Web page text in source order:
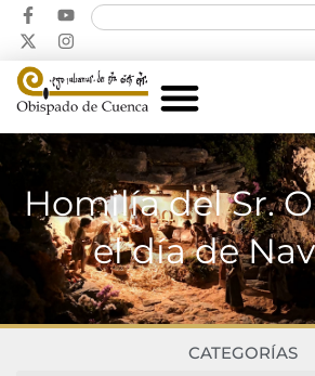
Homilía del Sr.
el día de
CATEGORÍAS